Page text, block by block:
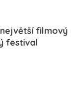
filmový
festival